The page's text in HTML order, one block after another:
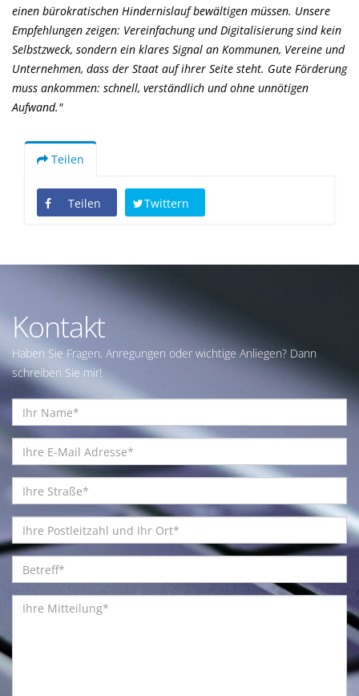
einen bürokratischen Hindernislauf bewältigen müssen. Unsere
Empfehlungen zeigen: Vereinfachung und Digitalisierung sind kein
Selbstzweck, sondern ein klares Signal an Kommunen, Vereine und
Unternehmen, dass der Staat auf ihrer Seite steht. Gute Förderung
muss ankommen: schnell, verständlich und ohne unnötigen
Aufwand."
Teilen
Teilen Twittern
Kontakt
Haben Sie Fragen, Anregungen oder wichtige Anliegen? Dann
schreiben Sie mir!